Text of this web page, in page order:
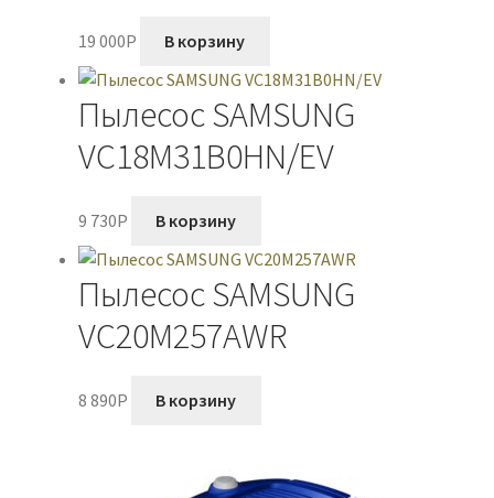
19 000P В корзину
Пылесос SAMSUNG
VC18M31B0HN/EV
9 730P В корзину
Пылесос SAMSUNG
VC20M257AWR
8 890P В корзину